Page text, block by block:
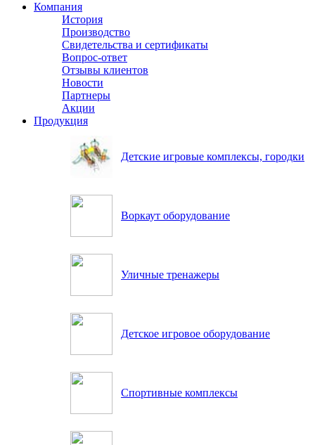
Компания
История
Производство
Свидетельства и сертификаты
Вопрос-ответ
Отзывы клиентов
Новости
Партнеры
Акции
Продукция
Детские игровые комплексы, городки
Воркаут оборудование
Уличные тренажеры
Детское игровое оборудование
Спортивные комплексы